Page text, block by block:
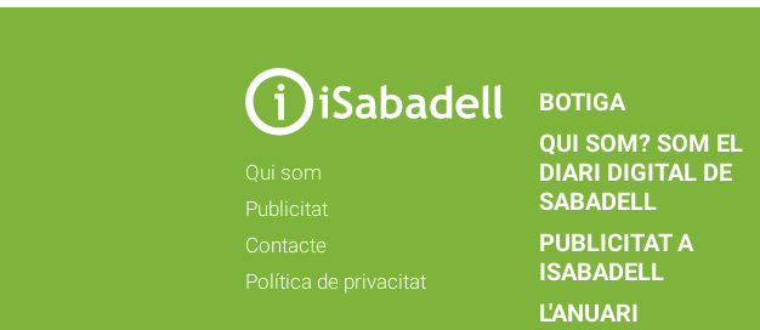
Qui som
Publicitat
Contacte
Política de privacitat
BOTIGA
QUI SOM? SOM EL
DIARI DIGITAL DE
SABADELL
PUBLICITAT A
ISABADELL
L'ANUARI